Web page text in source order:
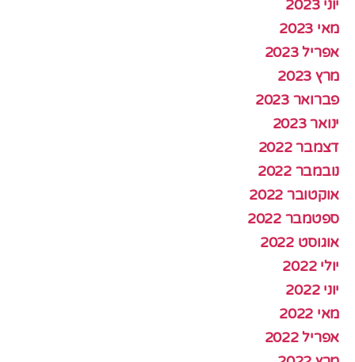
יוני 2023
מאי 2023
אפריל 2023
מרץ 2023
פברואר 2023
ינואר 2023
דצמבר 2022
נובמבר 2022
אוקטובר 2022
ספטמבר 2022
אוגוסט 2022
יולי 2022
יוני 2022
מאי 2022
אפריל 2022